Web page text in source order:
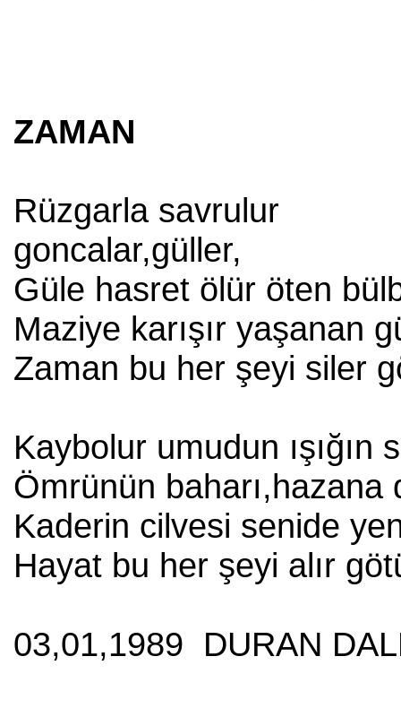
ZAMAN
Rüzgarla savrulur
goncalar,güller,
Güle hasret ölür öten
Maziye karışır yaşanan
Zaman bu her şeyi siler
Kaybolur umudun ışığın
Ömrünün baharı,hazana
Kaderin cilvesi senide
Hayat bu her şeyi alır
03,01,1989 DURAN